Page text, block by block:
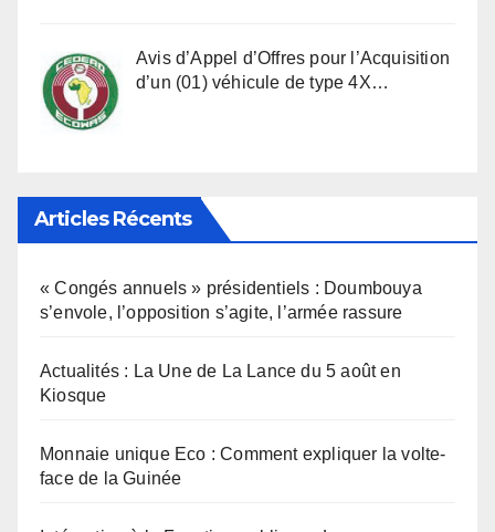
Avis d’Appel d’Offres pour l’Acquisition
d’un (01) véhicule de type 4X…
Articles Récents
« Congés annuels » présidentiels : Doumbouya
s’envole, l’opposition s’agite, l’armée rassure
Actualités : La Une de La Lance du 5 août en
Kiosque
Monnaie unique Eco : Comment expliquer la volte-
face de la Guinée